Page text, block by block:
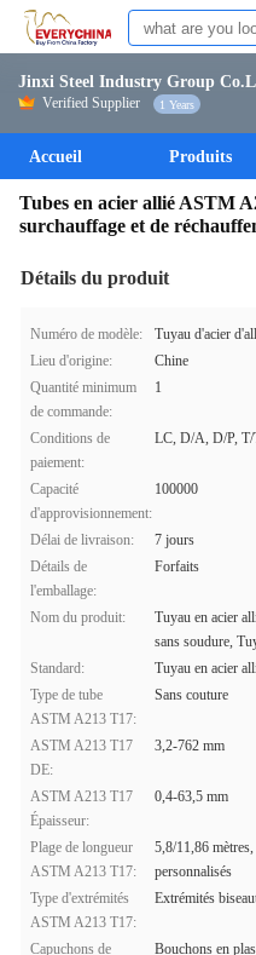
Jinxi Steel Industry Group
Verified Supplier 1 Years
Accueil Produits
Tubes en acier allié ASTM
surchauffage et de
Détails du produit
Numéro de modèle:
Tuyau d'acier
Lieu d'origine:
Chine
Quantité minimum
de commande:
1
Conditions de
paiement:
LC, D/A, D/P, T/
Capacité
d'approvisionnement:
100000
Délai de livraison:
7 jours
Détails de
l'emballage:
Forfaits
Nom du produit:
Tuyau en acier
sans soudure,
Standard:
Tuyau en acier
Type de tube
ASTM A213 T17:
Sans couture
ASTM A213 T17
DE:
3,2-762 mm
ASTM A213 T17
Épaisseur:
0,4-63,5 mm
Plage de longueur
ASTM A213 T17:
5,8/11,86
personnalisés
Type d'extrémités
ASTM A213 T17:
Extrémités
Capuchons de
Bouchons en